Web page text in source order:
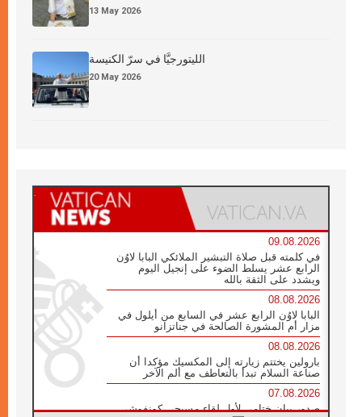
13 May 2026
الليتورجيَّا في سرّ الكنيسة
20 May 2026
09.08.2026
في كلمته قبل صلاة التبشير الملائكي البابا لاوُن
الرابع عشر يسلط الضوء على إنجيل اليوم
ويشدد على الثقة بالله
08.08.2026
البابا لاوُن الرابع عشر في السابع من أيلول في
مزار أم المشورة الصالحة في جناتزانو
08.08.2026
بارولين يختتم زيارته إلى المكسيك مؤكدا أن
صناعة السلام تبدأ بالتعاطف مع ألم الآخر
07.08.2026
صدور بيان ختامي لأول لقاء مسيحي كونفوشي